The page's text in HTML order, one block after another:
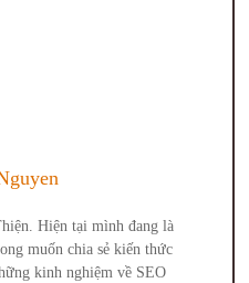
Hiện tại mình đang là
muốn chia sẻ kiến thức
kinh nghiệm về SEO